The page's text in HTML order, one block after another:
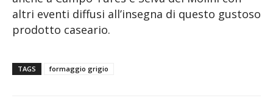
altri eventi diffusi all’insegna di questo gustoso
prodotto caseario.
TAGS formaggio grigio